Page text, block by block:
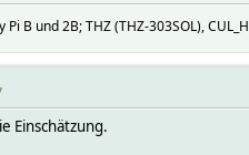
B und 2B; THZ (THZ-303SOL),
Einschätzung.